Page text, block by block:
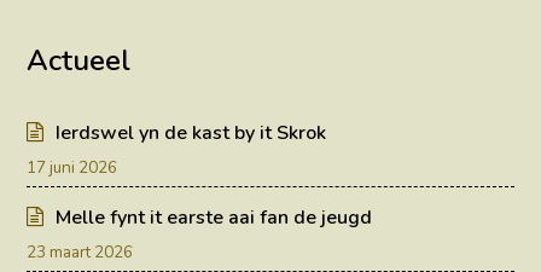
Actueel
Ierdswel yn de kast by it Skrok
17 juni 2026
Melle fynt it earste aai fan de jeugd
23 maart 2026